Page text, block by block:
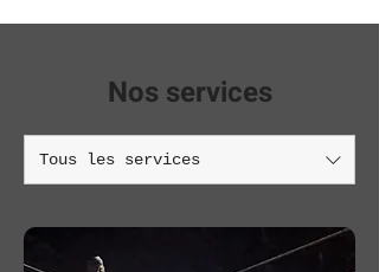
Nos services
Tous les services